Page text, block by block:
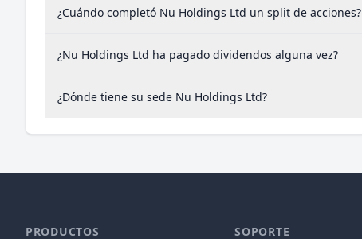
¿Cuándo completó Nu Holdings Ltd un split de acciones?
¿Nu Holdings Ltd ha pagado dividendos alguna vez?
¿Dónde tiene su sede Nu Holdings Ltd?
PRODUCTOS SOPORTE